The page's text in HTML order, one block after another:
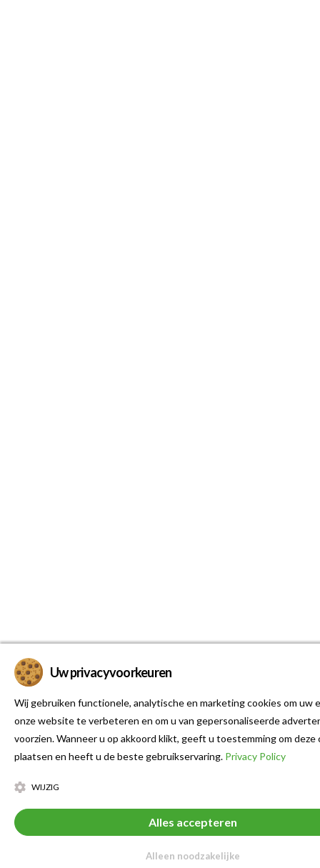
Uw privacyvoorkeuren
Wij gebruiken functionele, analytische en marketing cookies om uw
onze website te verbeteren en om u van gepersonaliseerde
voorzien. Wanneer u op akkoord klikt, geeft u toestemming om deze
plaatsen en heeft u de beste gebruikservaring. Privacy Policy
WIJZIG
Alles accepteren
Alleen noodzakelijke